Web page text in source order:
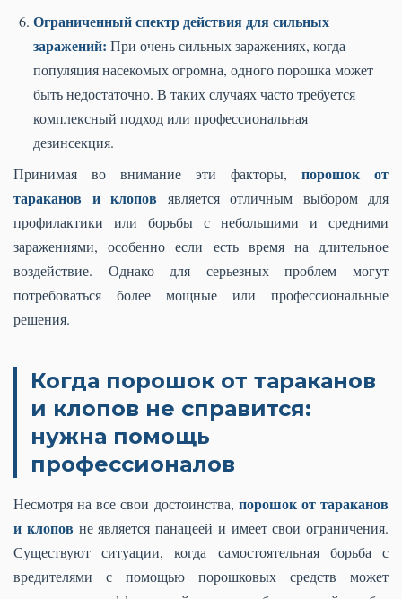
Ограниченный спектр действия для сильных
заражений: При очень сильных заражениях, когда
популяция насекомых огромна, одного порошка может
быть недостаточно. В таких случаях часто требуется
комплексный подход или профессиональная
дезинсекция.
Принимая во внимание эти факторы, порошок от
тараканов и клопов является отличным выбором для
профилактики или борьбы с небольшими и средними
заражениями, особенно если есть время на длительное
воздействие. Однако для серьезных проблем могут
потребоваться более мощные или профессиональные
решения.
Когда порошок от тараканов
и клопов не справится:
нужна помощь
профессионалов
Несмотря на все свои достоинства, порошок от тараканов
и клопов не является панацеей и имеет свои ограничения.
Существуют ситуации, когда самостоятельная борьба с
вредителями с помощью порошковых средств может